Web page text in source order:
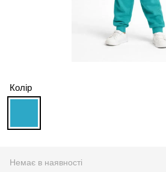
Колір
Немає в наявності